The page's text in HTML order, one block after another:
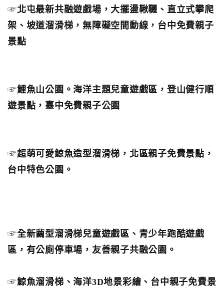
☞北屯最新共融遊戲場，大擺盪鞦韆、直立式攀爬
架、坡道溜滑梯，無障礙空間動線，台中免費親子
景點
☞鯉魚山公園。海洋主題兒童遊戲區，登山健行順
遊景點，臺中免費親子公園
☞超萌可愛鯨魚造型溜滑梯，北區親子免費景點，
台中特色公園。
☞全新繭型溜滑梯兒童遊戲區、青少年跑酷遊戲
區，有公廁停車場，友善親子共融公園。
☞鯨魚溜滑梯、海洋3D地景彩繪、台中親子免費景